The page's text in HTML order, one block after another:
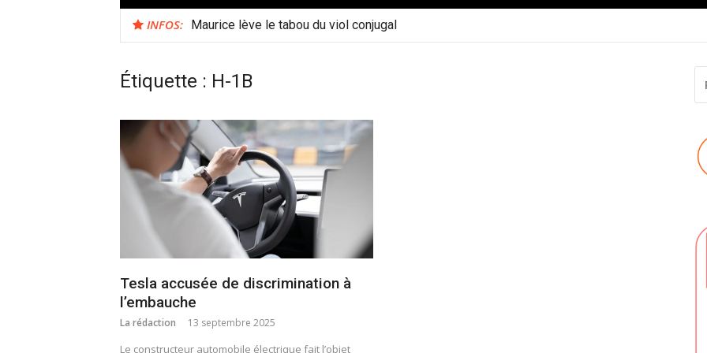
INFOS: Maurice lève le tabou du viol conjugal
Étiquette : H-1B
Tesla accusée de discrimination à
l’embauche
La rédaction 13 septembre 2025
Le constructeur automobile électrique fait l’objet
: